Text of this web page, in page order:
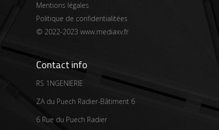
Mentions légales
Politique de confidentialitées
© 2022-2023 www.mediaxv.fr
Contact info
RS 1NGENIERIE
ZA du Puech Radier-Bâtiment 6
6 Rue du Puech Radier